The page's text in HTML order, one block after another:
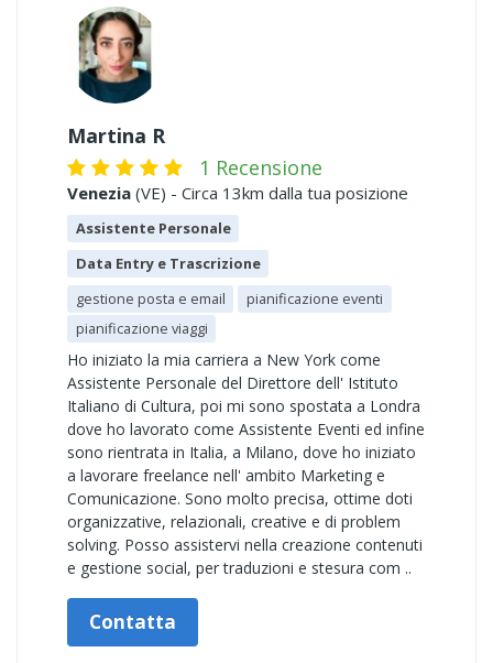
Martina R
1 Recensione
Venezia (VE) - Circa 13km dalla tua posizione
Assistente Personale
Data Entry e Trascrizione
gestione posta e email
pianificazione eventi
pianificazione viaggi
Ho iniziato la mia carriera a New York come
Assistente Personale del Direttore dell' Istituto
Italiano di Cultura, poi mi sono spostata a Londra
dove ho lavorato come Assistente Eventi ed infine
sono rientrata in Italia, a Milano, dove ho iniziato
a lavorare freelance nell' ambito Marketing e
Comunicazione. Sono molto precisa, ottime doti
organizzative, relazionali, creative e di problem
solving. Posso assistervi nella creazione contenuti
e gestione social, per traduzioni e stesura com ..
Contatta